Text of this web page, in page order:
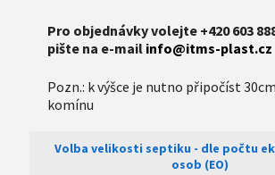
Pro objednávky volejte +420 603
pište na e-mail info@itms-plast.cz
Pozn.: k výšce je nutno připočíst
komínu
Volba velikosti septiku - dle počtu
osob (EO)